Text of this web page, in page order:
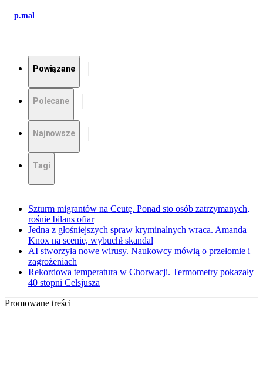
p.mal
Powiązane
Polecane
Najnowsze
Tagi
Szturm migrantów na Ceutę. Ponad sto osób zatrzymanych,
rośnie bilans ofiar
Jedna z głośniejszych spraw kryminalnych wraca. Amanda
Knox na scenie, wybuchł skandal
AI stworzyła nowe wirusy. Naukowcy mówią o przełomie i
zagrożeniach
Rekordowa temperatura w Chorwacji. Termometry pokazały
40 stopni Celsjusza
Promowane treści